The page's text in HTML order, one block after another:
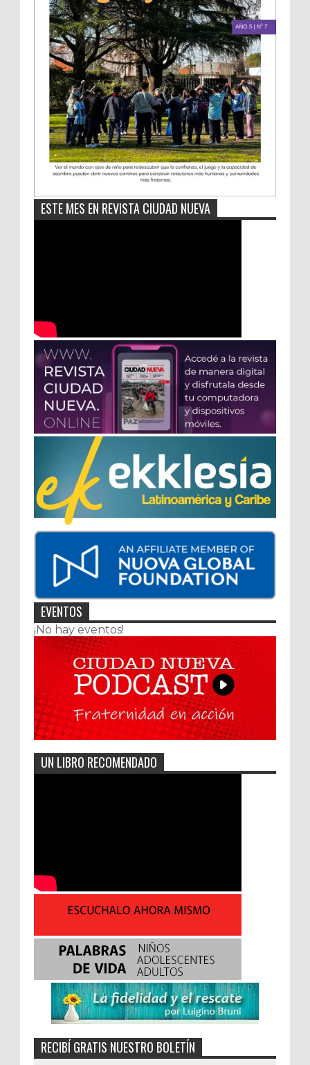
ESTE MES EN REVISTA CIUDAD NUEVA
EVENTOS
¡No hay eventos!
UN LIBRO RECOMENDADO
RECIBÍ GRATIS NUESTRO BOLETÍN